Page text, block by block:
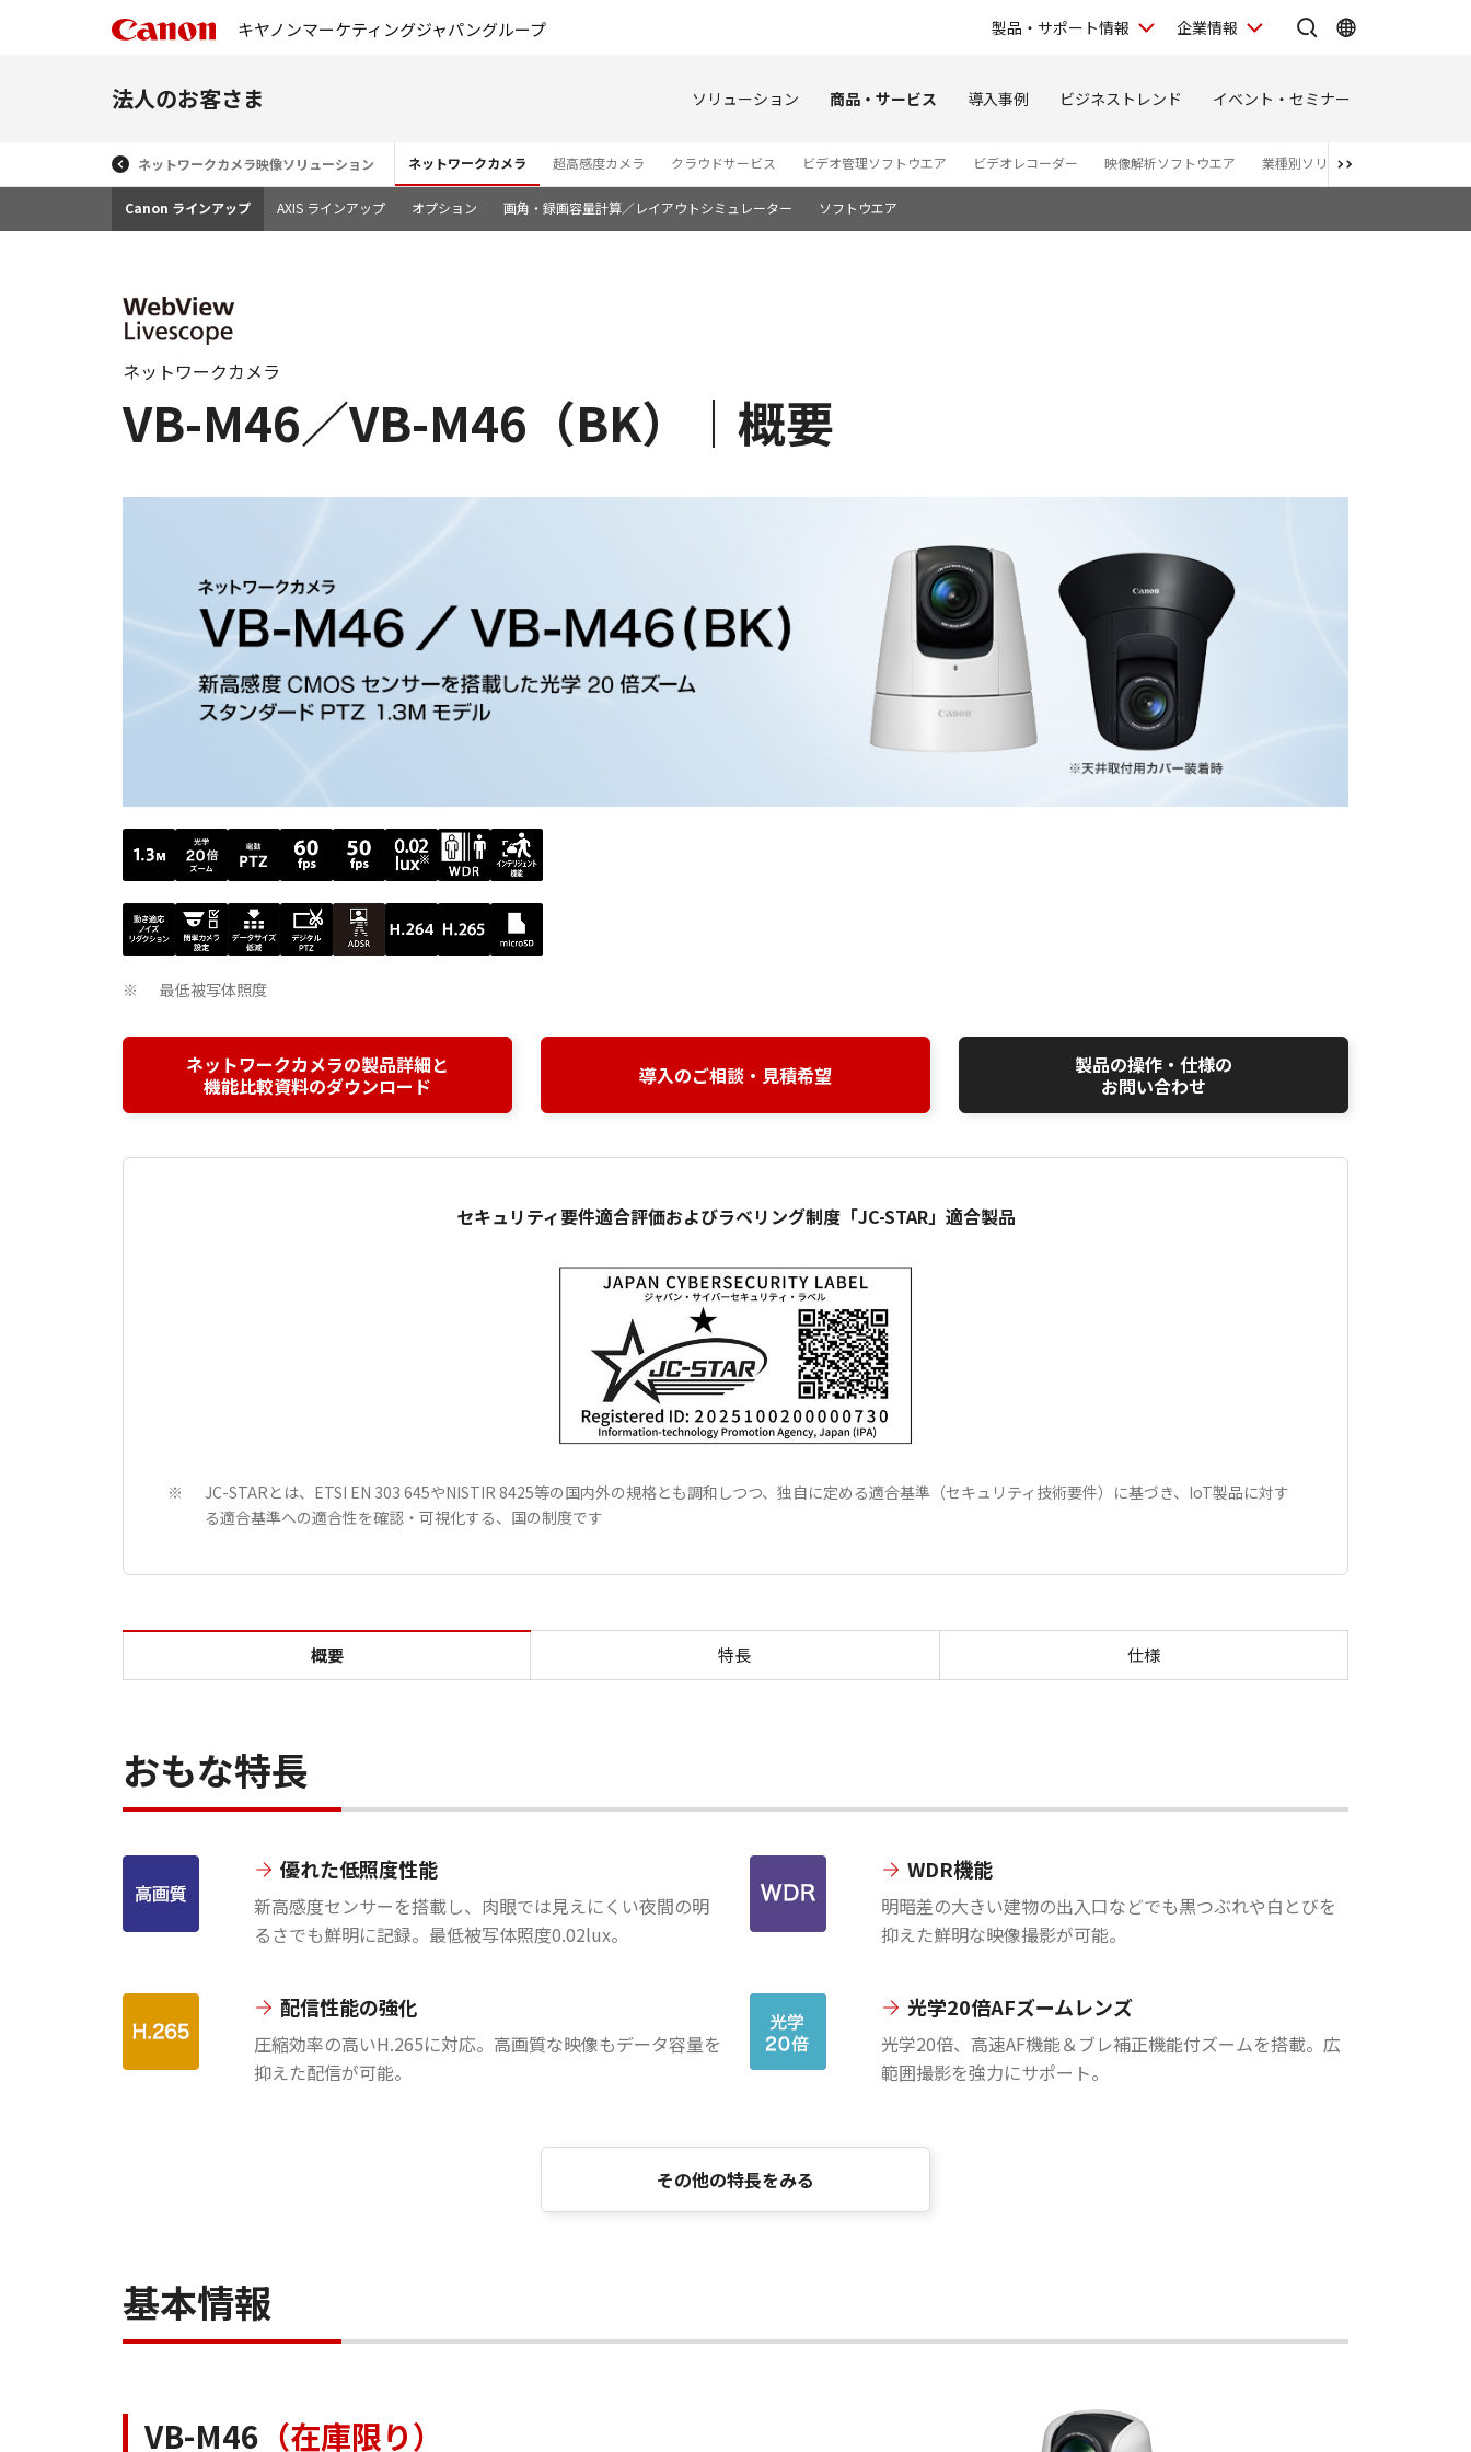
キヤノンマーケティングジャパングループ 製品・サポート情報 企業情報
法人のお客さま ソリューション 商品・サービス 導入事例 ビジネストレンド イベント・セミナー
ネットワークカメラ映像ソリューション ネットワークカメラ 超高感度カメラ クラウドサービス ビデオ管理ソフトウエア ビデオレコーダー 映像解析ソフトウエア 業種別ソリューションサイト
Canon ラインアップ AXIS ラインアップ オプション 画角・録画容量計算／レイアウトシミュレーター ソフトウエア
VB-M46／VB-M46（BK）｜概要
ネットワークカメラ
※ 最低被写体照度
ネットワークカメラの製品詳細と
機能比較資料のダウンロード
導入のご相談・見積希望
製品の操作・仕様の
お問い合わせ
セキュリティ要件適合評価およびラベリング制度「JC-STAR」適合製品
※
JC-STARとは、ETSI EN 303 645やNISTIR 8425等の国内外の規格とも調和しつつ、独自に定める適合基準（セキュリティ技術要件）に基づき、IoT製品に対す
る適合基準への適合性を確認・可視化する、国の制度です
概要 WebView Livescope VB-M46
概要 特長 仕様
おもな特長
優れた低照度性能
新高感度センサーを搭載し、肉眼では見えにくい夜間の明
るさでも鮮明に記録。最低被写体照度0.02lux。
WDR機能
明暗差の大きい建物の出入口などでも黒つぶれや白とびを
抑えた鮮明な映像撮影が可能。
配信性能の強化
圧縮効率の高いH.265に対応。高画質な映像もデータ容量を
抑えた配信が可能。
光学20倍AFズームレンズ
光学20倍、高速AF機能＆ブレ補正機能付ズームを搭載。広
範囲撮影を強力にサポート。
その他の特長をみる
基本情報
VB-M46 （在庫限り）